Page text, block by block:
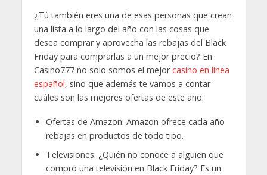
¿Tú también eres una de esas personas que crean
una lista a lo largo del año con las cosas que
desea comprar y aprovecha las rebajas del Black
Friday para comprarlas a un mejor precio? En
Casino777 no solo somos el mejorcasino en línea
español, sino que además te vamos a contar
cuáles son las mejores ofertas de este año:
Ofertas de Amazon: Amazon ofrece cada año
rebajas en productos de todo tipo.
Televisiones: ¿Quién no conoce a alguien que
compró una televisión en Black Friday? Es un